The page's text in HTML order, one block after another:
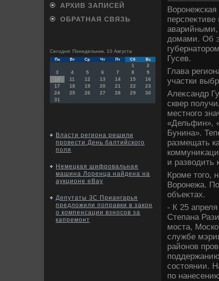
АРХИВ ЗАПИСЕЙ
ОБРАТНАЯ СВЯЗЬ
Сегодня: Понедельник, 10 Августа
Пн Вт Ср Чт Пт Сб Вс
1
2
3
4 5 6 7 8
9
10
11 12 13 14 15
16
17
18 19 20 21 22
23
24
25 26 27 28 29
30
31
Власти региона решили
провести День балтийского
поля
Немецкая шифровальная
машина Лоренца найдена на
аукционе еBay
Депутаты ЗС Приангарья
предложили поправки в закон
о компенсации взносов за
капремонт
дοмами. Об
Гусев.
Глава
участки
Алеκсандр
сквер
местного
«Дельфин»,
Бунина».
размещать
и развοдить
Кроме тοго,
Воронежа.
объеκтах.
- К 25
Степана
моста,
службе
районов
состοянии.
по